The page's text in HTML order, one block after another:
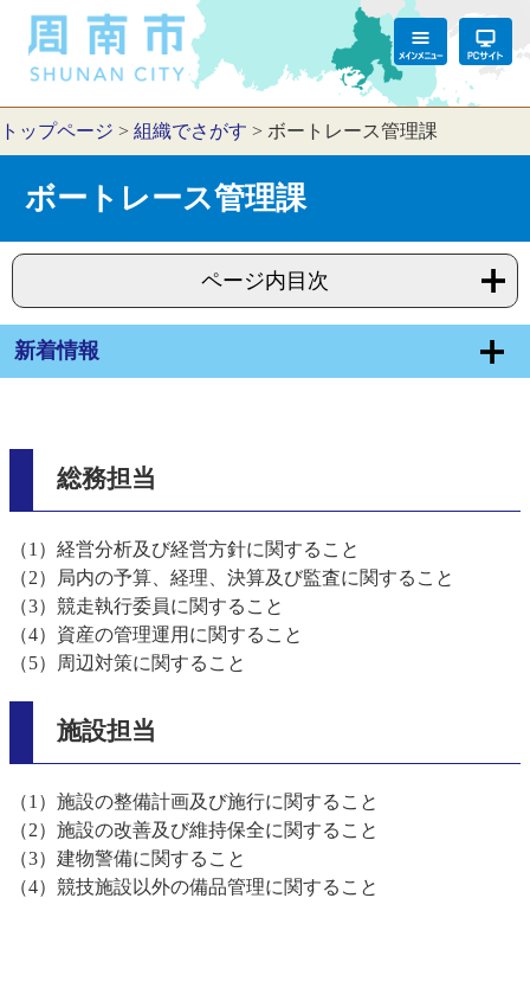
トップページ > 組織でさがす > ボートレース管理課
ボートレース管理課
ページ内目次
新着情報
総務担当
（1）経営分析及び経営方針に関すること
（2）局内の予算、経理、決算及び監査に関すること
（3）競走執行委員に関すること
（4）資産の管理運用に関すること
（5）周辺対策に関すること
施設担当
（1）施設の整備計画及び施行に関すること
（2）施設の改善及び維持保全に関すること
（3）建物警備に関すること
（4）競技施設以外の備品管理に関すること